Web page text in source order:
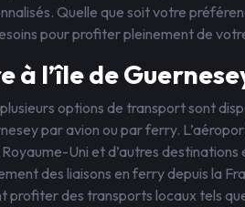
Quelle que soit votre
pour profiter pleinement de
à l’île de
options de transport sont
par avion ou par ferry.
Uni et d’autres destinations
des liaisons en ferry depuis la
profiter des transports locaux tels